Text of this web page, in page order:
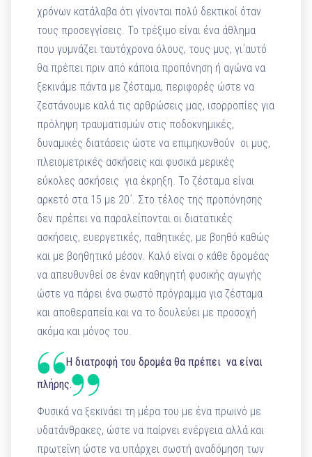
χρόνων κατάλαβα ότι γίνονται πολύ δεκτικοί όταν
τους προσεγγίσεις. Το τρέξιμο είναι ένα άθλημα
που γυμνάζει ταυτόχρονα όλους, τους μυς, γι΄αυτό
θα πρέπει πριν από κάποια προπόνηση ή αγώνα να
ξεκινάμε πάντα με ζέσταμα, περιφορές ώστε να
ζεστάνουμε καλά τις αρθρώσεις μας, ισορροπίες για
πρόληψη τραυματισμών στις ποδοκνημικές,
δυναμικές διατάσεις ώστε να επιμηκυνθούν οι μυς,
πλειομετρικές ασκήσεις και φυσικά μερικές
εύκολες ασκήσεις για έκρηξη. Το ζέσταμα είναι
αρκετό στα 15 με 20΄. Στο τέλος της προπόνησης
δεν πρέπει να παραλείπονται οι διατατικές
ασκήσεις, ευεργετικές, παθητικές, με βοηθό καθώς
και με βοηθητικό μέσον. Καλό είναι ο κάθε δρομέας
να απευθυνθεί σε έναν καθηγητή φυσικής αγωγής
ώστε να πάρει ένα σωστό πρόγραμμα για ζέσταμα
και αποθεραπεία και να το δουλεύει με προσοχή
ακόμα και μόνος του.
Η διατροφή του δρομέα θα πρέπει να είναι
πλήρης.
Φυσικά να ξεκινάει τη μέρα του με ένα πρωινό με
υδατάνθρακες, ώστε να παίρνει ενέργεια αλλά και
πρωτεΐνη ώστε να υπάρχει σωστή αναδόμηση των